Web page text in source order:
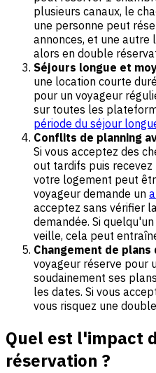
plusieurs canaux, le
une personne peut
annonces, et une autre
alors en double
Séjours longue et
une location courte
pour un voyageur
sur toutes les
période du séjour
Conflits de planning
Si vous acceptez des
out tardifs puis
votre logement peut
voyageur demande un
acceptez sans vérifier
demandée. Si
veille, cela peut
Changement de
voyageur réserve pour
soudainement ses
les dates. Si vous
vous risquez une
Quel est l'impact
réservation ?